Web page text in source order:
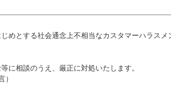
めとする社会通念上不相当なカスタマーハラス
に相談のうえ、厳正に対処いたします。
）